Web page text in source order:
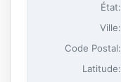
État:
Ville:
Code Postal:
Latitude: